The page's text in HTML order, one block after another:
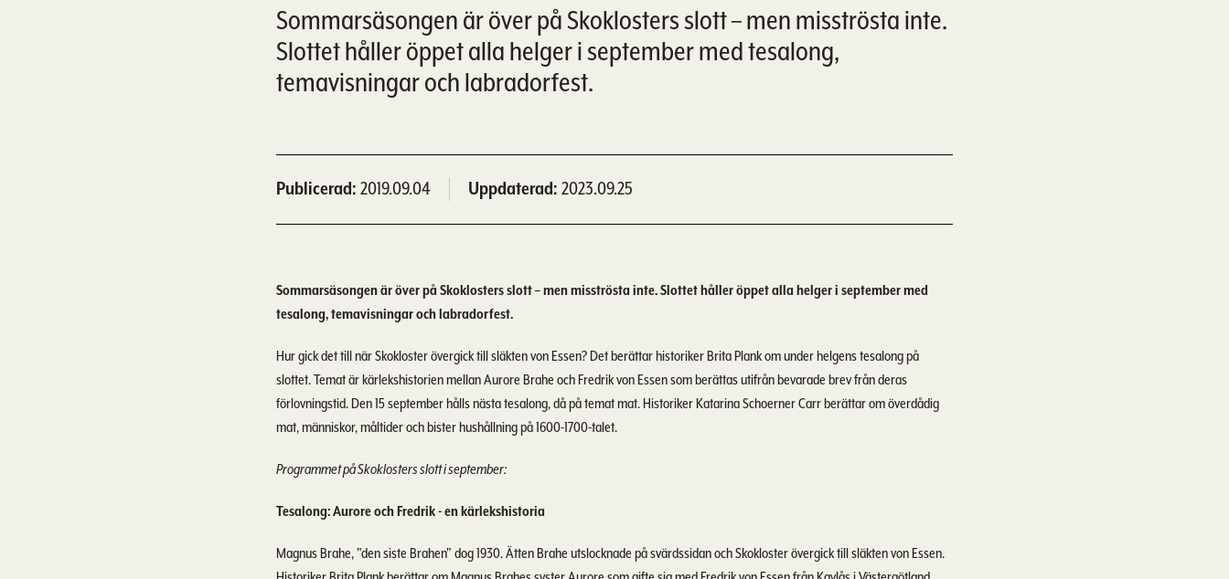
Sommarsäsongen är över på Skoklosters slott – men misströsta inte.
Slottet håller öppet alla helger i september med tesalong,
temavisningar och labradorfest.
Publicerad 2019.09.04 Uppdaterad 2023.09.25
Sommarsäsongen är över på Skoklosters slott – men misströsta inte. Slottet håller öppet alla helger i september med
tesalong, temavisningar och labradorfest.
Hur gick det till när Skokloster övergick till släkten von Essen? Det berättar historiker Brita Plank om under helgens tesalong på
slottet. Temat är kärlekshistorien mellan Aurore Brahe och Fredrik von Essen som berättas utifrån bevarade brev från deras
förlovningstid. Den 15 september hålls nästa tesalong, då på temat mat. Historiker Katarina Schoerner Carr berättar om överdådig
mat, människor, måltider och bister hushållning på 1600-1700-talet.
Programmet på Skoklosters slott i september:
Tesalong: Aurore och Fredrik - en kärlekshistoria
Magnus Brahe, "den siste Brahen" dog 1930. Ätten Brahe utslocknade på svärdssidan och Skokloster övergick till släkten von Essen.